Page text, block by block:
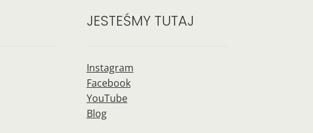
JESTEŚMY TUTAJ
Instagram
Facebook
YouTube
Blog